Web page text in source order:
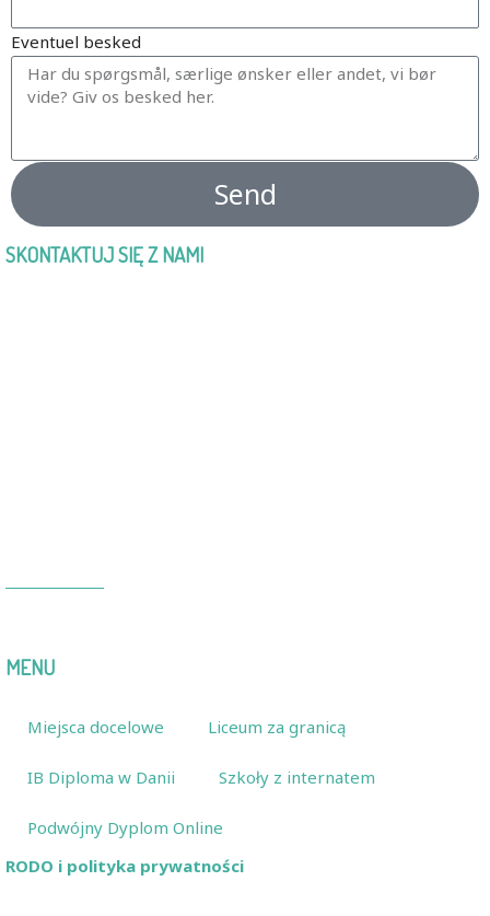
Eventuel besked
Send
SKONTAKTUJ SIĘ Z NAMI
MENU
Miejsca docelowe Liceum za granicą
IB Diploma w Danii Szkoły z internatem
Podwójny Dyplom Online
RODO i polityka prywatności